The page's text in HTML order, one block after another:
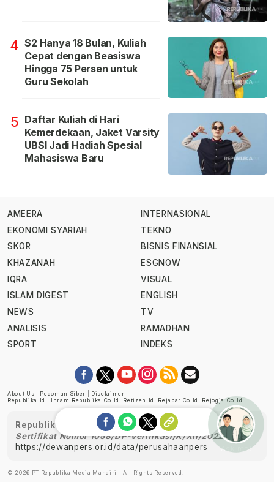
4 S2 Hanya 18 Bulan, Kuliah
Cepat dengan Beasiswa
Hingga 75 Persen untuk
Guru Sekolah
5 Daftar Kuliah di Hari
Kemerdekaan, Jaket Varsity
UBSI Jadi Hadiah Spesial
Mahasiswa Baru
AMEERA
EKONOMI SYARIAH
SKOR
KHAZANAH
IQRA
ISLAM DIGEST
NEWS
ANALISIS
SPORT
INTERNASIONAL
TEKNO
BISNIS FINANSIAL
ESGNOW
VISUAL
ENGLISH
TV
RAMADHAN
INDEKS
About Us Pedoman Siber
Disclaimer
Republika.id
Ihram.republika.co.id Retizen.id Rejabar.co.id Rejogja.co.id
Republika telah diverifikasi oleh Dewan Pers
Sertifikat Nomor 1058/DP-Verifikasi/K/XII/2022
https://dewanpers.or.id/data/perusahaanpers
© 2026 PT Republika Media Mandiri - All Rights Reserved.
Ask me!